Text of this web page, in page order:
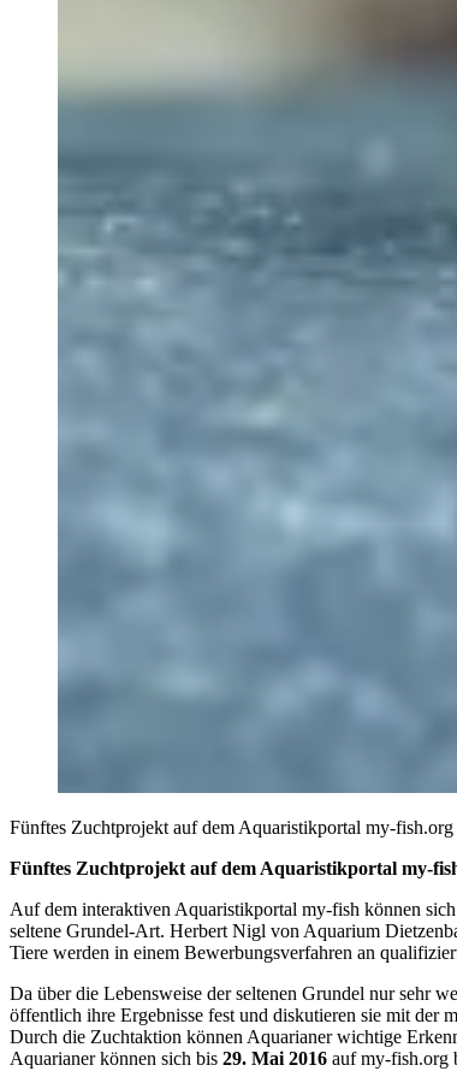
Fünftes Zuchtprojekt auf dem Aquaristikportal my-
Fünftes Zuchtprojekt auf dem Aquaristikportal my-
Auf dem interaktiven Aquaristikportal my-fish können
seltene Grundel-Art. Herbert Nigl von Aquarium
Tiere werden in einem Bewerbungsverfahren an
Da über die Lebensweise der seltenen Grundel nur sehr
öffentlich ihre Ergebnisse fest und diskutieren sie mit der
Durch die Zuchtaktion können Aquarianer wichtige
Aquarianer können sich bis 29. Mai 2016 auf my-fish.org